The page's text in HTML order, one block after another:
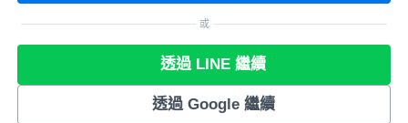
或
透過 LINE 繼續
透過 Google 繼續